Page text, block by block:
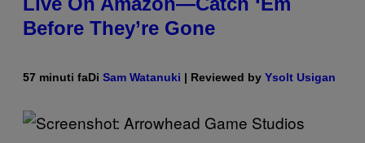
Before They’re Gone
57 minuti faDi Sam Watanuki | Reviewed by Ysolt Usigan